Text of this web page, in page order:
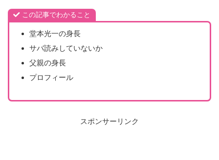
この記事でわかること
堂本光一の身長
サバ読みしていないか
父親の身長
プロフィール
スポンサーリンク